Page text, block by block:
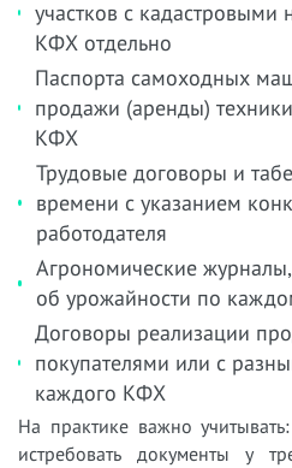
участков с
КФХ отдельно
Паспорта самоходных
продажи (аренды)
КФХ
Трудовые договоры и
времени с указанием
работодателя
Агрономические
об урожайности по
Договоры реализации
покупателями или с
каждого КФХ
На практике важно
истребовать документы у